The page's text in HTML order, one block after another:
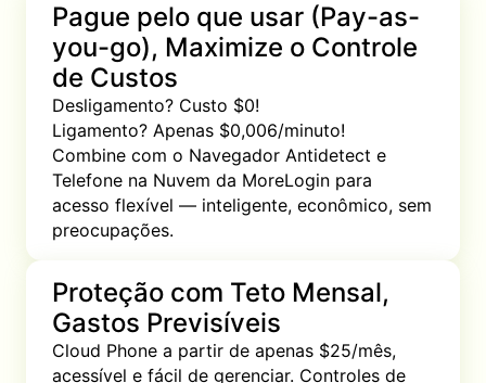
Pague pelo que usar (Pay-as-
you-go), Maximize o Controle
de Custos
Desligamento? Custo $0!
Ligamento? Apenas $0,006/minuto!
Combine com o Navegador Antidetect e
Telefone na Nuvem da MoreLogin para
acesso flexível — inteligente, econômico, sem
preocupações.
Proteção com Teto Mensal,
Gastos Previsíveis
Cloud Phone a partir de apenas $25/mês,
acessível e fácil de gerenciar. Controles de